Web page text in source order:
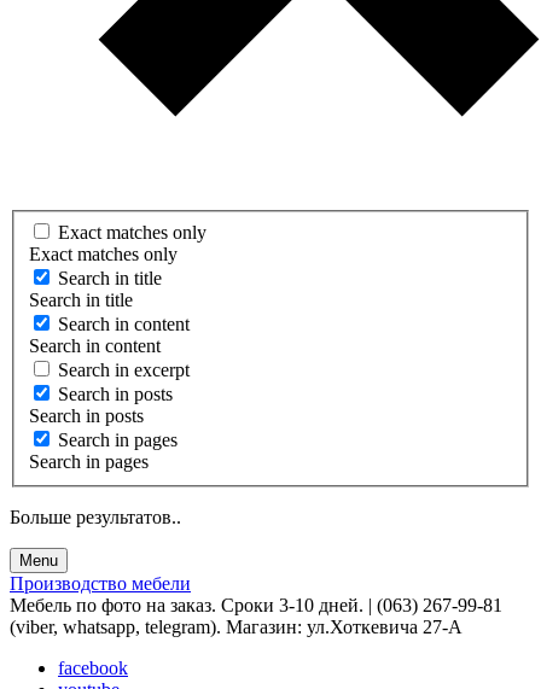
Exact matches only
Exact matches only
Search in title
Search in title
Search in content
Search in content
Search in excerpt
Search in posts
Search in posts
Search in pages
Search in pages
Больше результатов..
Menu
Производство мебели
Мебель по фото на заказ. Сроки 3-10 дней. | (063) 267-99-81
(viber, whatsapp, telegram). Магазин: ул.Хоткевича 27-А
facebook